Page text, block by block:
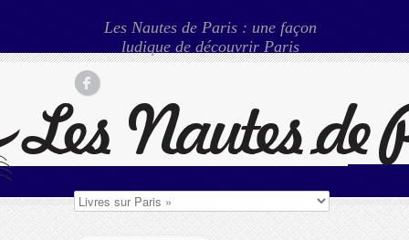
Les Nautes de Paris : une façon
ludique de découvrir Paris